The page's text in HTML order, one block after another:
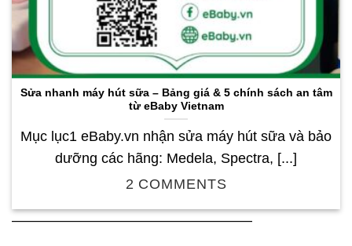
Sửa nhanh máy hút sữa – Bảng giá & 5 chính sách an tâm
từ eBaby Vietnam
Mục lục1 eBaby.vn nhận sửa máy hút sữa và bảo
dưỡng các hãng: Medela, Spectra, [...]
2 COMMENTS
—————————————————